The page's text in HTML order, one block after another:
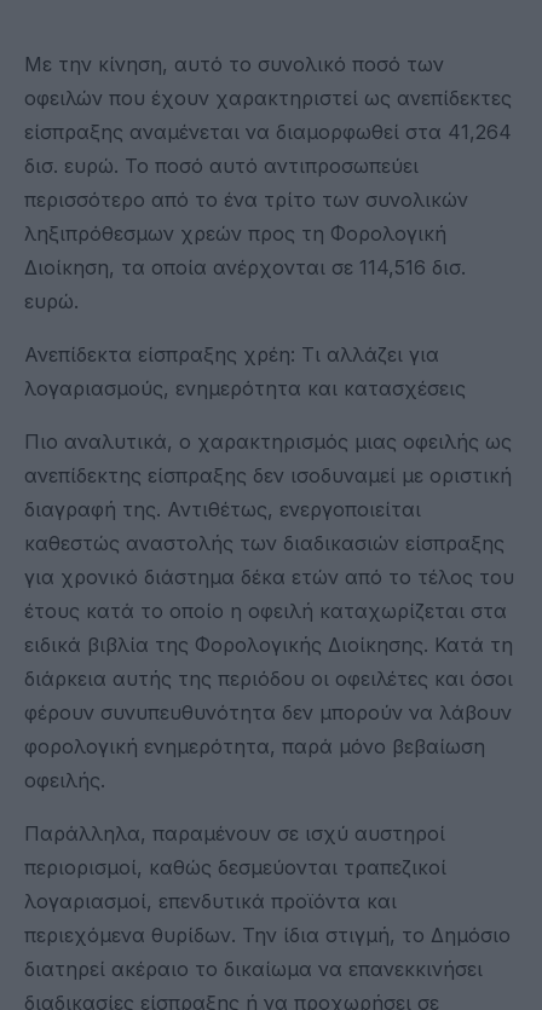
Με την κίνηση, αυτό το συνολικό ποσό των
οφειλών που έχουν χαρακτηριστεί ως ανεπίδεκτες
είσπραξης αναμένεται να διαμορφωθεί στα 41,264
δισ. ευρώ. Το ποσό αυτό αντιπροσωπεύει
περισσότερο από το ένα τρίτο των συνολικών
ληξιπρόθεσμων χρεών προς τη Φορολογική
Διοίκηση, τα οποία ανέρχονται σε 114,516 δισ.
ευρώ.
Ανεπίδεκτα είσπραξης χρέη: Τι αλλάζει για
λογαριασμούς, ενημερότητα και κατασχέσεις
Πιο αναλυτικά, ο χαρακτηρισμός μιας οφειλής ως
ανεπίδεκτης είσπραξης δεν ισοδυναμεί με οριστική
διαγραφή της. Αντιθέτως, ενεργοποιείται
καθεστώς αναστολής των διαδικασιών είσπραξης
για χρονικό διάστημα δέκα ετών από το τέλος του
έτους κατά το οποίο η οφειλή καταχωρίζεται στα
ειδικά βιβλία της Φορολογικής Διοίκησης. Κατά τη
διάρκεια αυτής της περιόδου οι οφειλέτες και όσοι
φέρουν συνυπευθυνότητα δεν μπορούν να λάβουν
φορολογική ενημερότητα, παρά μόνο βεβαίωση
οφειλής.
Παράλληλα, παραμένουν σε ισχύ αυστηροί
περιορισμοί, καθώς δεσμεύονται τραπεζικοί
λογαριασμοί, επενδυτικά προϊόντα και
περιεχόμενα θυρίδων. Την ίδια στιγμή, το Δημόσιο
διατηρεί ακέραιο το δικαίωμα να επανεκκινήσει
διαδικασίες είσπραξης ή να προχωρήσει σε